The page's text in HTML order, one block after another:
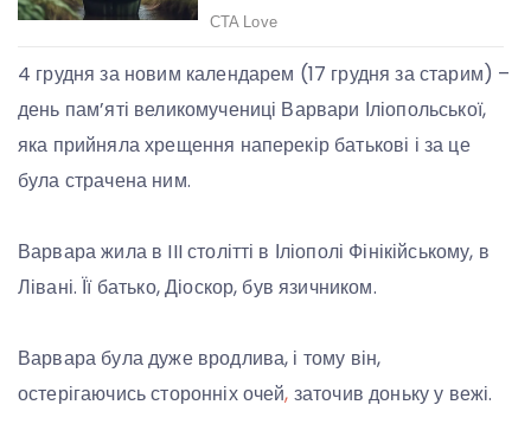
4 грудня за новим календарем (17 грудня за старим) –
день пам’яті великомучениці Варвари Іліопольської,
яка прийняла хрещення наперекір батькові і за це
була страчена ним.
Варвара жила в III столітті в Іліополі Фінікійському, в
Лівані. Її батько, Діоскор, був язичником.
Варвара була дуже вродлива, і тому він,
остерігаючись сторонніх очей, заточив доньку у вежі.